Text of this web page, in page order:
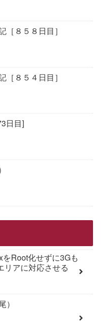
［８５８日目］
［８５４日目］
日目]
Root化せずに3Gも
リアに対応させる
）